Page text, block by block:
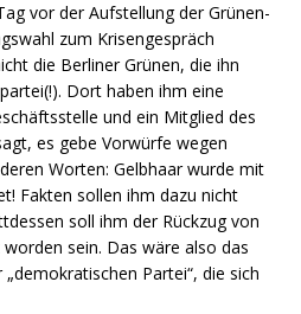
vor der Aufstellung der Grünen-
zum Krisengespräch
die Berliner Grünen, die ihn
Dort haben ihm eine
und ein Mitglied des
es gebe Vorwürfe wegen
Worten: Gelbhaar wurde mit
Fakten sollen ihm dazu nicht
soll ihm der Rückzug von
sein. Das wäre also das
Partei“, die sich